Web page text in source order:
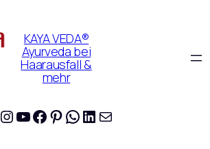
KAYA VEDA®
Ayurveda bei
Haarausfall &
mehr
Instagram
YouTube
Facebook
Pinterest
WhatsApp
LinkedIn
E-Mail